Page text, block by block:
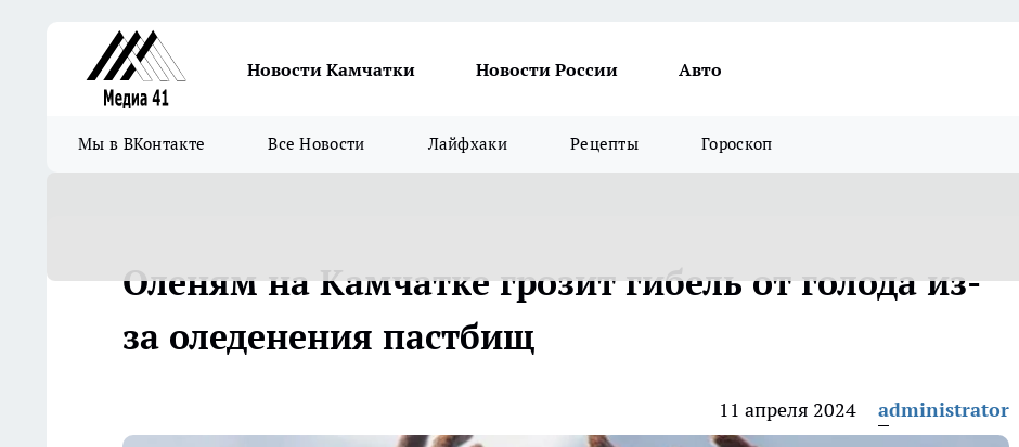
Новости Камчатки Новости России Авто
Мы в ВКонтакте Все Новости Лайфхаки Рецепты Гороскоп
Оленям на Камчатке грозит гибель от голода из-
за оледенения пастбищ
11 апреля 2024 administrator